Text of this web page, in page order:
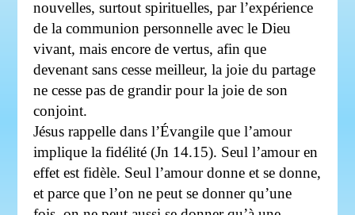
nouvelles, surtout spirituelles, par l’expérience
de la communion personnelle avec le Dieu
vivant, mais encore de vertus, afin que
devenant sans cesse meilleur, la joie du partage
ne cesse pas de grandir pour la joie de son
conjoint.
Jésus rappelle dans l’Évangile que l’amour
implique la fidélité (Jn 14.15). Seul l’amour en
effet est fidèle. Seul l’amour donne et se donne,
et parce que l’on ne peut se donner qu’une